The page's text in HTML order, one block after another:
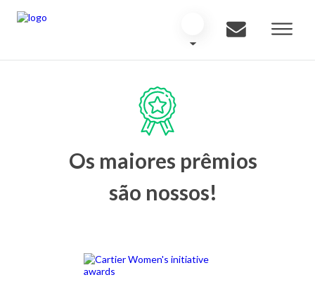
Os maiores prêmios
são nossos!